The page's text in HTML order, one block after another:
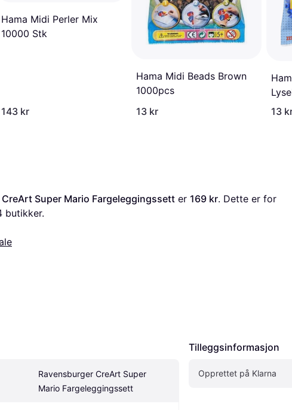
Hama Midi Perler Mix
10000 Stk
143 kr
Hama Midi Beads Brown
1000pcs
13 kr
13
Super Mario Fargeleggingssett er 169 kr. Dette er for
butikker.
Ravensburger CreArt Super
Mario Fargeleggingssett
Tilleggsinformasjon
Opprettet på Klarna